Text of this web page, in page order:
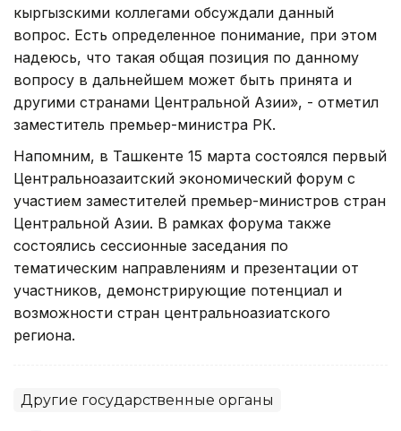
кыргызскими коллегами обсуждали данный
вопрос. Есть определенное понимание, при этом
надеюсь, что такая общая позиция по данному
вопросу в дальнейшем может быть принята и
другими странами Центральной Азии», - отметил
заместитель премьер-министра РК.
Напомним, в Ташкенте 15 марта состоялся первый
Центральноазаитский экономический форум с
участием заместителей премьер-министров стран
Центральной Азии. В рамках форума также
состоялись сессионные заседания по
тематическим направлениям и презентации от
участников, демонстрирующие потенциал и
возможности стран центральноазиатского
региона.
Другие государственные органы